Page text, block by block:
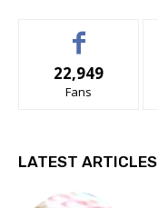
22,949
Fans
LATEST ARTICLES